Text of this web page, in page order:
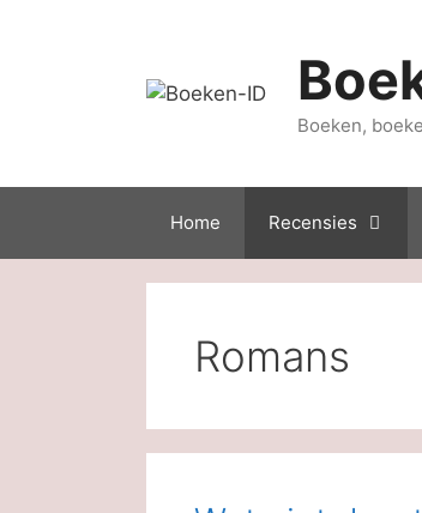
Boeken,
Home Recensies
Romans